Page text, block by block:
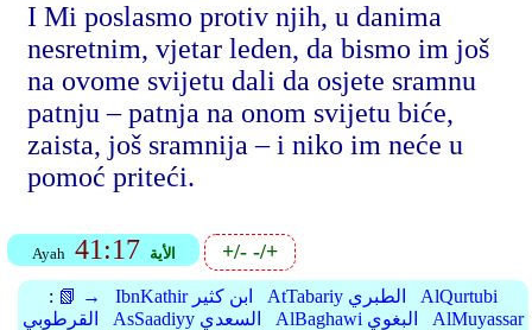
I Mi poslasmo protiv njih, u danima
nesretnim, vjetar leden, da bismo im još
na ovome svijetu dali da osjete sramnu
patnju – patnja na onom svijetu biće,
zaista, još sramnija – i niko im neće u
pomoć priteći.
Ayah 41:17 الأية +/--/+
: 📗 → IbnKathir ابن كثير AtTabariy الطبري
AlQurtubi
القرطوبي
AsSaadiyy السعدي AlBaghawi البغوي
AlMuyassar